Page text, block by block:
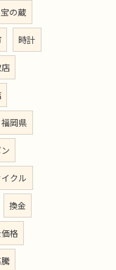
宝の蔵
時計
福岡県
イクル
換金
格